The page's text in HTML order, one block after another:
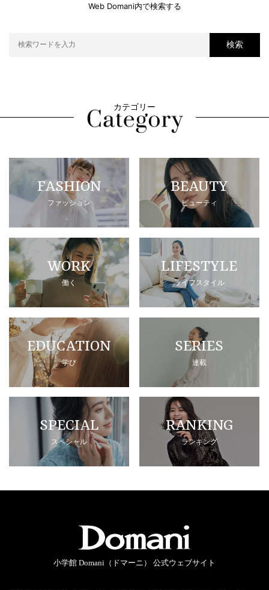
Web Domani内で検索する
検索
カテゴリー
FASHION
ファッション
BEAUTY
ビューティ
WORK
働く
LIFESTYLE
ライフスタイル
EDUCATION
学び
SERIES
連載
SPECIAL
スペシャル
RANKING
ランキング
小学館 Domani（ドマーニ） 公式ウェブサイト